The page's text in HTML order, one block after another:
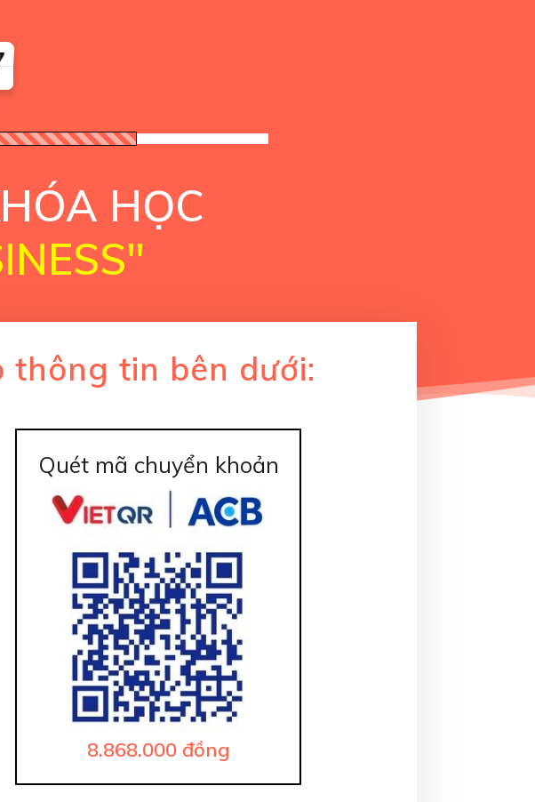
HỌC
"
thông tin bên dưới:
Quét mã chuyển khoản
8.868.000đồng